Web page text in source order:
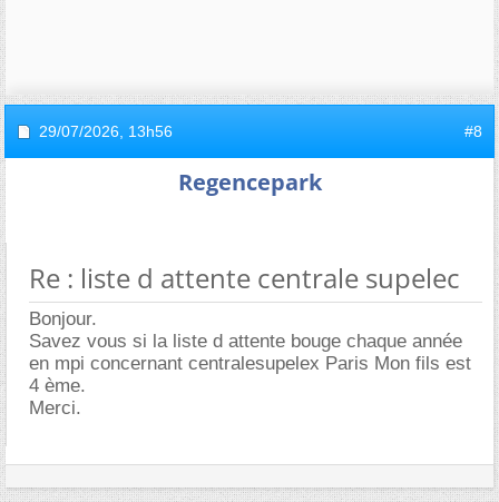
29/07/2026, 13h56 #8
Regencepark
Re : liste d attente centrale supelec
Bonjour.
Savez vous si la liste d attente bouge chaque année
en mpi concernant centralesupelex Paris Mon fils est
4 ème.
Merci.